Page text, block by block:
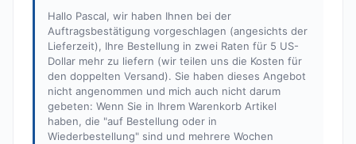
Hallo Pascal, wir haben Ihnen bei der
Auftragsbestätigung vorgeschlagen (angesichts der
Lieferzeit), Ihre Bestellung in zwei Raten für 5 US-
Dollar mehr zu liefern (wir teilen uns die Kosten für
den doppelten Versand). Sie haben dieses Angebot
nicht angenommen und mich auch nicht darum
gebeten: Wenn Sie in Ihrem Warenkorb Artikel
haben, die "auf Bestellung oder in
Wiederbestellung" sind und mehrere Wochen